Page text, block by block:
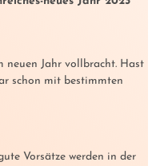
neuen Jahr vollbracht. Hast
schon mit bestimmten
Vorsätze werden in der